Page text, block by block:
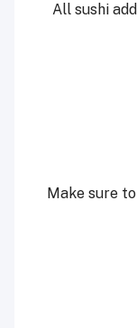
All sushi
Make sure